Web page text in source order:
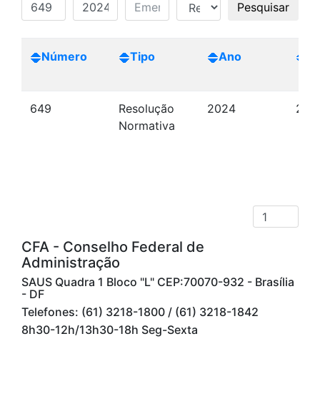
Pesquisar
Número Tipo Ano
649
Resolução
Normativa
2024 28/
CFA - Conselho Federal de
Administração
SAUS Quadra 1 Bloco "L" CEP:70070-932 - Brasília
- DF
Telefones: (61) 3218-1800 / (61) 3218-1842
8h30-12h/13h30-18h Seg-Sexta